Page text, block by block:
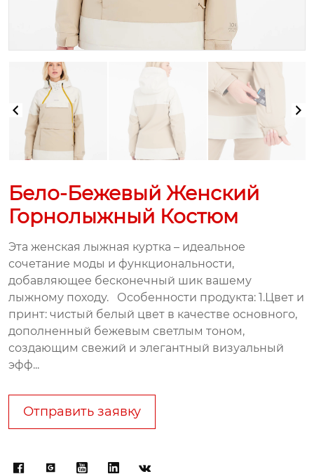
Бело-Бежевый Женский
Горнолыжный Костюм
Эта женская лыжная куртка – идеальное
сочетание моды и функциональности,
добавляющее бесконечный шик вашему
лыжному походу. Особенности продукта: 1.Цвет и
принт: чистый белый цвет в качестве основного,
дополненный бежевым светлым тоном,
создающим свежий и элегантный визуальный
эфф...
Отправить заявку
    